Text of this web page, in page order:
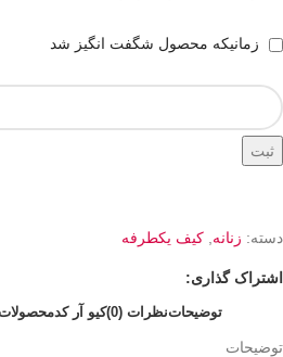
زمانیکه محصول شگفت انگیز شد
ثبت
دسته: زنانه کیف یکطرفه
اشتراک گذاری:
توضیحاتنظرات (0) کیو آر کد
توضیحات